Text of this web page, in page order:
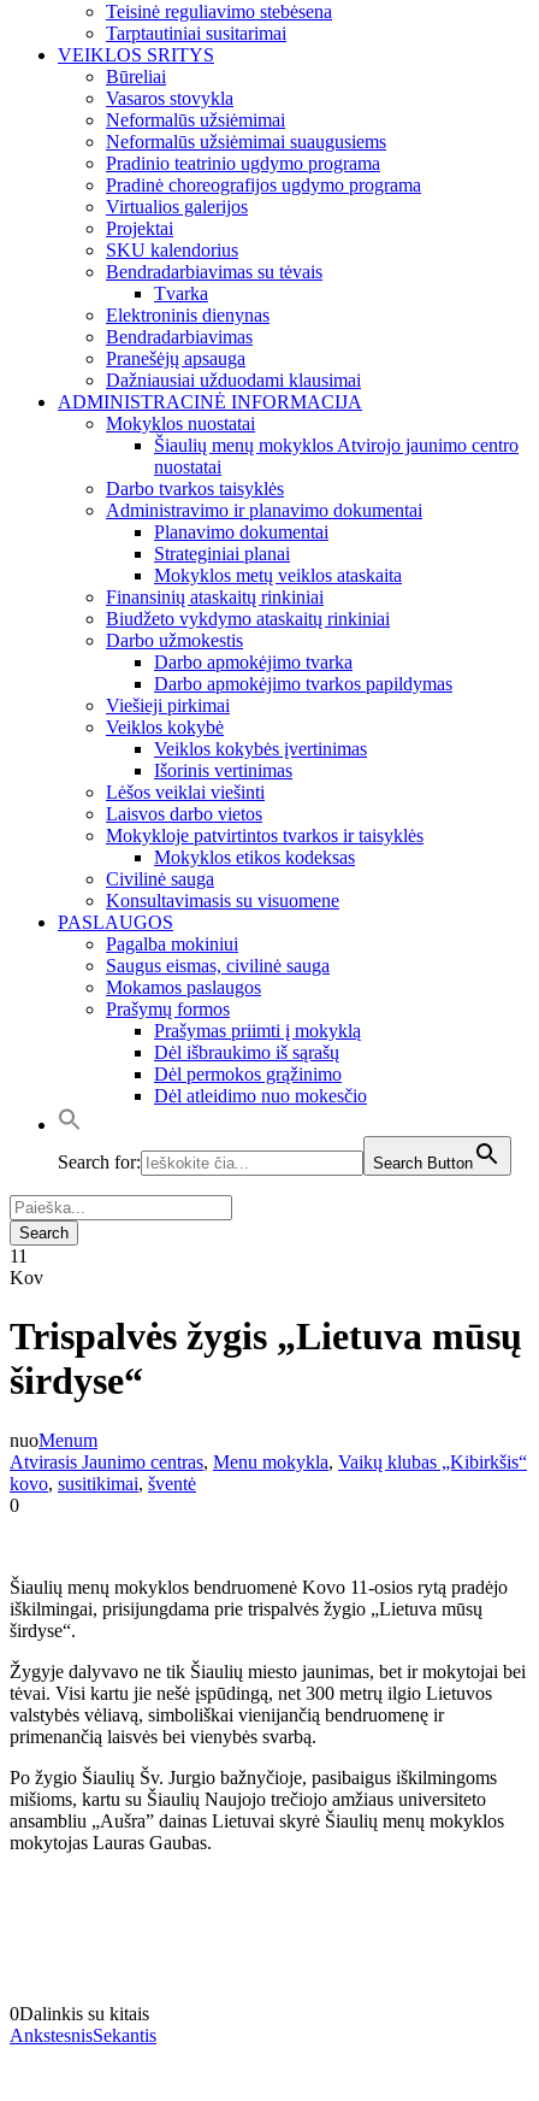
Teisinė reguliavimo stebėsena
Tarptautiniai susitarimai
VEIKLOS SRITYS
Būreliai
Vasaros stovykla
Neformalūs užsiėmimai
Neformalūs užsiėmimai suaugusiems
Pradinio teatrinio ugdymo programa
Pradinė choreografijos ugdymo programa
Virtualios galerijos
Projektai
SKU kalendorius
Bendradarbiavimas su tėvais
Tvarka
Elektroninis dienynas
Bendradarbiavimas
Pranešėjų apsauga
Dažniausiai užduodami klausimai
ADMINISTRACINĖ INFORMACIJA
Mokyklos nuostatai
Šiaulių menų mokyklos Atvirojo jaunimo centro
nuostatai
Darbo tvarkos taisyklės
Administravimo ir planavimo dokumentai
Planavimo dokumentai
Strateginiai planai
Mokyklos metų veiklos ataskaita
Finansinių ataskaitų rinkiniai
Biudžeto vykdymo ataskaitų rinkiniai
Darbo užmokestis
Darbo apmokėjimo tvarka
Darbo apmokėjimo tvarkos papildymas
Viešieji pirkimai
Veiklos kokybė
Veiklos kokybės įvertinimas
Išorinis vertinimas
Lėšos veiklai viešinti
Laisvos darbo vietos
Mokykloje patvirtintos tvarkos ir taisyklės
Mokyklos etikos kodeksas
Civilinė sauga
Konsultavimasis su visuomene
PASLAUGOS
Pagalba mokiniui
Saugus eismas, civilinė sauga
Mokamos paslaugos
Prašymų formos
Prašymas priimti į mokyklą
Dėl išbraukimo iš sąrašų
Dėl permokos grąžinimo
Dėl atleidimo nuo mokesčio
Search for: Search Button
11
Kov
Trispalvės žygis „Lietuva mūsų
širdyse“
nuoMenum
Atvirasis Jaunimo centras, Menu mokykla, Vaikų klubas „Kibirkšis“
kovo, susitikimai, šventė
0
Šiaulių menų mokyklos bendruomenė Kovo 11-osios rytą pradėjo
iškilmingai, prisijungdama prie trispalvės žygio „Lietuva mūsų
širdyse“.
Žygyje dalyvavo ne tik Šiaulių miesto jaunimas, bet ir mokytojai bei
tėvai. Visi kartu jie nešė įspūdingą, net 300 metrų ilgio Lietuvos
valstybės vėliavą, simboliškai vienijančią bendruomenę ir
primenančią laisvės bei vienybės svarbą.
Po žygio Šiaulių Šv. Jurgio bažnyčioje, pasibaigus iškilmingoms
mišioms, kartu su Šiaulių Naujojo trečiojo amžiaus universiteto
ansambliu „Aušra” dainas Lietuvai skyrė Šiaulių menų mokyklos
mokytojas Lauras Gaubas.
0Dalinkis su kitais
AnkstesnisSekantis